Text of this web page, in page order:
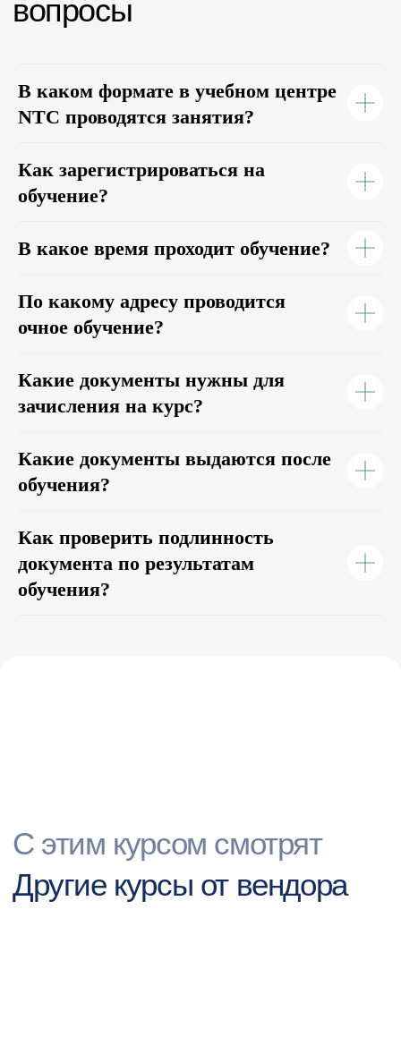
В каком формате в учебном центре
NTC проводятся занятия?
Как зарегистрироваться на
обучение?
В какое время проходит обучение?
По какому адресу проводится
очное обучение?
Какие документы нужны для
зачисления на курс?
Какие документы выдаются после
обучения?
Как проверить подлинность
документа по результатам
обучения?
Подробнее
Бесплатный видеокурс UserGate Client: Getting
Зарегистрироваться
Наша образовательная платформа с записями
Подписаться
Подпишись на рассылку и получи промокод со